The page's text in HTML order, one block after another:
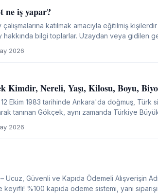
ne iş yapar?
katılmak amacıyla eğitilmiş kişilerdir ve çeşitli
hakkında bilgi toplarlar. Uzaydan veya gidilen
olmadığını araştırırlar. Bilimsel...
2026
Kimdir, Nereli, Yaşı, Kilosu, Boyu,
Ekim 1983 tarihinde Ankara'da doğmuş, Türk
tanınan Gökçek, aynı zamanda Türkiye
olarak görev yapıyor. Osman Gökçek, eski
2026
Ucuz, Güvenli ve Kapıda Ödemeli Alışverişin
sonra ödeme yapıyorsunuz. Aynı